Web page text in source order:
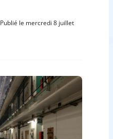
Publié le mercredi 8 juillet